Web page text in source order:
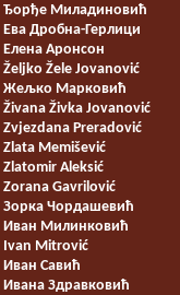
Ђорђе Миладиновић
Ева Дробна-Герлици
Елена Аронсон
Željko Žele Jovanović
Жељко Марковић
Živana Živka Jovanović
Zvjezdana Preradović
Zlata Memišević
Zlatomir Aleksić
Zorana Gavrilović
Зорка Чордашевић
Иван Милинковић
Ivan Mitrović
Иван Савић
Ивана Здравковић